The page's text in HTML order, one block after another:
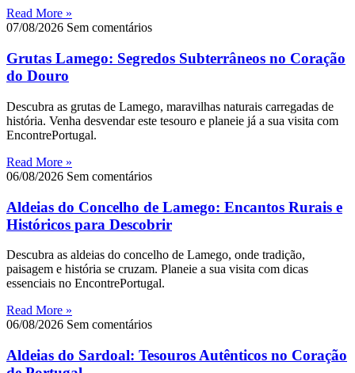
Read More »
07/08/2026 Sem comentários
Grutas Lamego: Segredos Subterrâneos no Coração
do Douro
Descubra as grutas de Lamego, maravilhas naturais carregadas de
história. Venha desvendar este tesouro e planeie já a sua visita com
EncontrePortugal.
Read More »
06/08/2026 Sem comentários
Aldeias do Concelho de Lamego: Encantos Rurais e
Históricos para Descobrir
Descubra as aldeias do concelho de Lamego, onde tradição,
paisagem e história se cruzam. Planeie a sua visita com dicas
essenciais no EncontrePortugal.
Read More »
06/08/2026 Sem comentários
Aldeias do Sardoal: Tesouros Autênticos no Coração